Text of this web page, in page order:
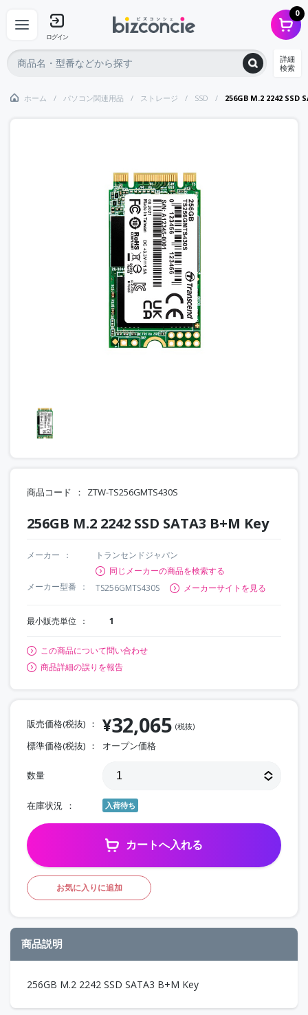
ログイン
0
詳細
検索
ホーム パソコン関連用品 ストレージ SSD 256GB M.2 2242 SSD
商品コード ZTW-TS256GMTS430S
256GB M.2 2242 SSD SATA3 B+M Key
メーカー
トランセンドジャパン
同じメーカーの商品を検索する
メーカー型番
TS256GMTS430S メーカーサイトを見る
最小販売単位 1
この商品について問い合わせ
商品詳細の誤りを報告
販売価格(税抜) ¥32,065 (税抜)
標準価格(税抜) オープン価格
数量
在庫状況 入荷待ち
カートへ入れる
お気に入りに追加
商品説明
256GB M.2 2242 SSD SATA3 B+M Key